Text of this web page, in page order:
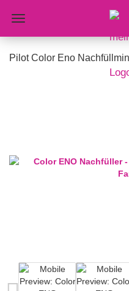
Pilot Color Eno